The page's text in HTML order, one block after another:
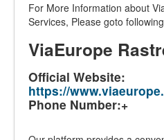
For More Information about
Services, Please goto
ViaEurope
Official Website:
https://
Phone Number:+